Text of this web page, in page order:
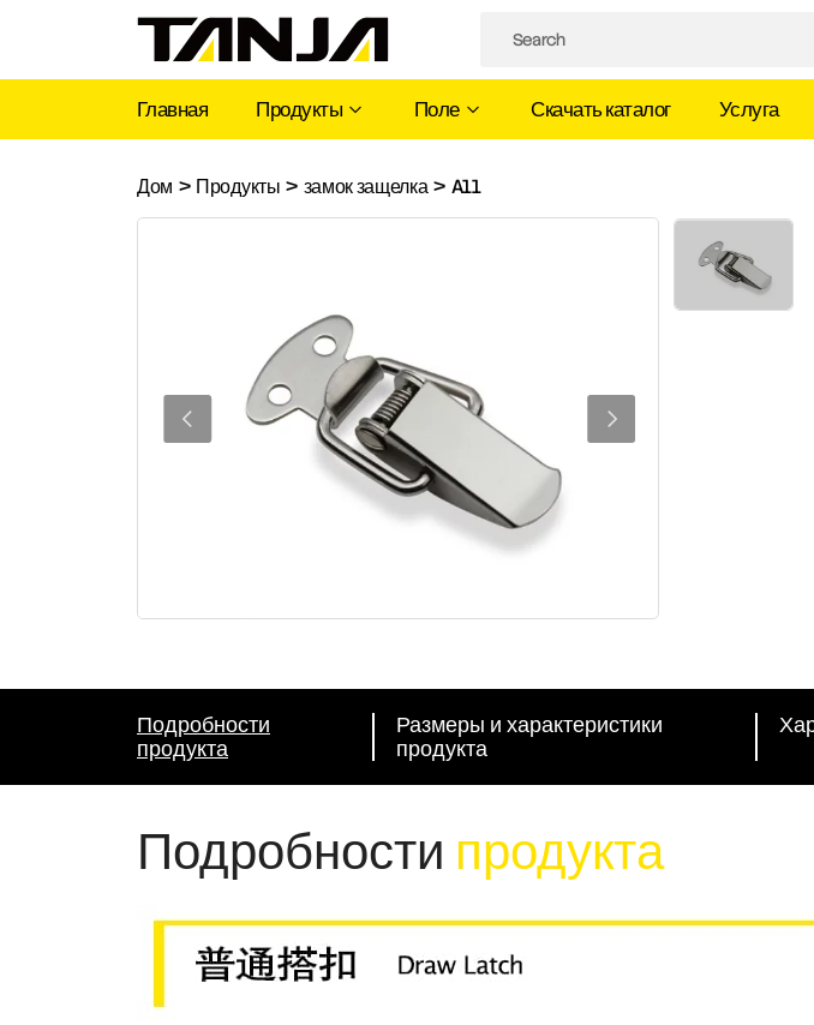
Главная Продукты Поле Скачать каталог Услуга
Дом > Продукты > замок защелка > A11
Подробности
продукта
Размеры и характеристики
продукта
Подробности продукта